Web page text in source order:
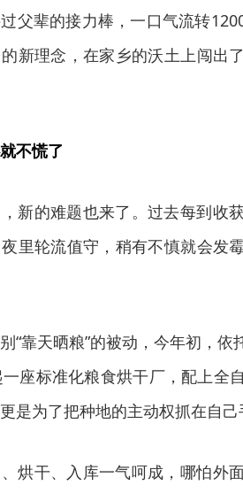
父辈的接力棒，一口气流转
新理念，在家乡的沃土上闯出
不慌了
新的难题也来了。过去每到收
里轮流值守，稍有不慎就会发
“靠天晒粮”的被动，今年初，
座标准化粮食烘干厂，配上全
是为了把种地的主动权抓在自己
烘干、入库一气呵成，哪怕外